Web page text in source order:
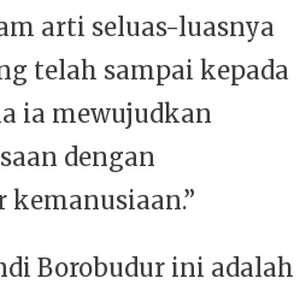
arti seluas-luasnya
telah sampai kepada
ia mewujudkan
dengan
Borobudur ini adalah